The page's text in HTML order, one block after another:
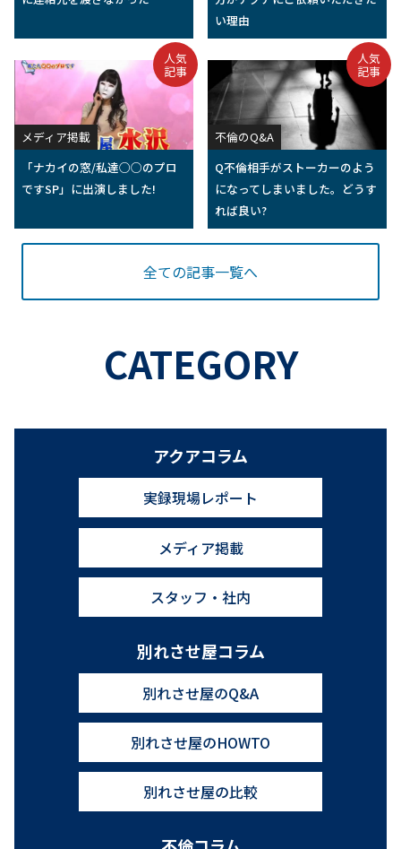
実録現場レポート
別れさせ屋は見た|実録息子が
連れてきた彼女は、最後まで私
に連絡先を渡さなかった
別れさせ屋のQ&A
【諦めるべき?】過去に別れさ
せ屋に頼んで失敗してしまった
方がアクアにご依頼いただきた
い理由
記事
不倫のQ&A
れば良い?
CATEGORY
アクアコラム
実録現場レポート
メディア掲載
スタッフ・社内
別れさせ屋コラム
別れさせ屋のQ&A